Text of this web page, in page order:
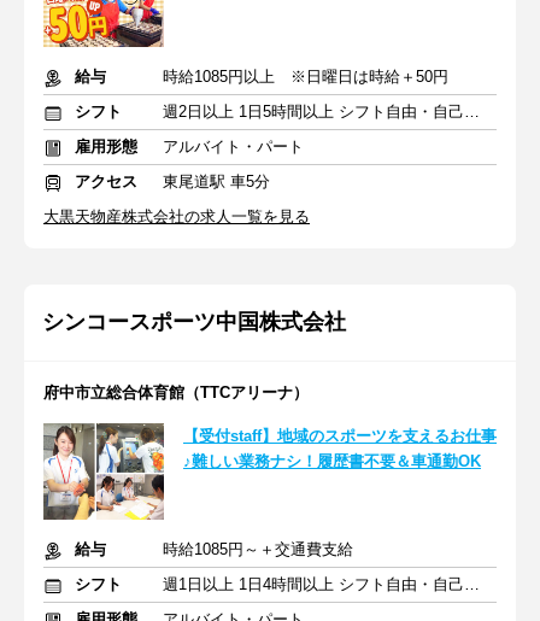
給与
時給1085円以上 ※日曜日は時給＋50円
シフト
週2日以上 1日5時間以上 シフト自由・自己申告
雇用形態
アルバイト・パート
アクセス
東尾道駅 車5分
大黒天物産株式会社の求人一覧を見る
シンコースポーツ中国株式会社
府中市立総合体育館（TTCアリーナ）
【受付staff】地域のスポーツを支えるお仕事
♪難しい業務ナシ！履歴書不要＆車通勤OK
給与
時給1085円～＋交通費支給
シフト
週1日以上 1日4時間以上 シフト自由・自己申告